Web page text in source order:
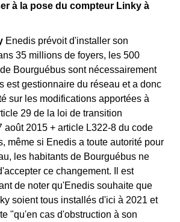
à la pose du compteur Linky à
Enedis prévoit d'installer son
35 millions de foyers, les 500
Bourguébus sont nécessairement
est gestionnaire du réseau et a donc
sur les modifications apportées à
29 de la loi de transition
août 2015 + article L322-8 du code
même si Enedis a toute autorité pour
les habitants de Bourguébus ne
ce changement. Il est
de noter qu'Enedis souhaite que
soient tous installés d'ici à 2021 et
"qu'en cas d'obstruction à son